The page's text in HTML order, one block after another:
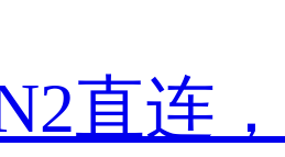
直连